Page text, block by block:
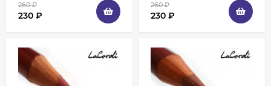
260₽
230 ₽
260₽
230 ₽